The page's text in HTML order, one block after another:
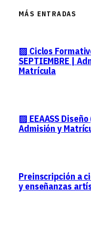
MÁS ENTRADAS
▨ Ciclos
SEPTIEMBRE |
Matrícula
▨ EEAASS Diseño
Admisión y
Preinscripción a
y enseñanzas